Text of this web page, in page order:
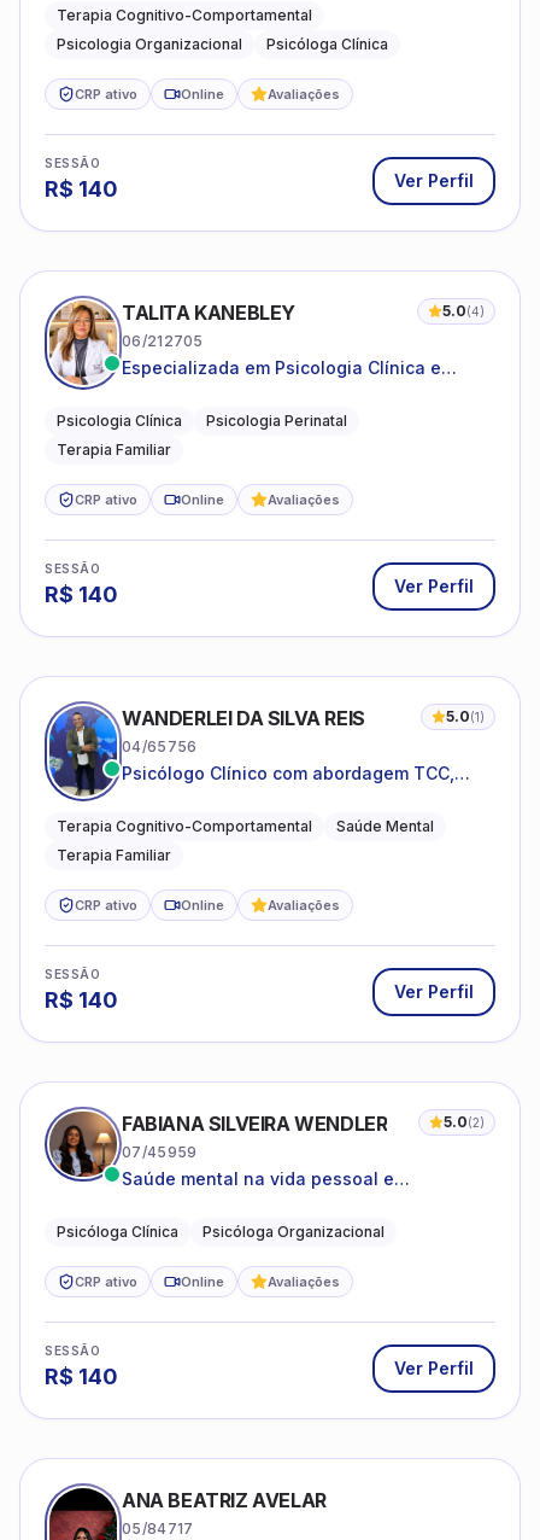
Terapia Cognitivo-Comportamental
Psicologia Organizacional
Psicóloga Clínica
CRP ativo Online Avaliações
SESSÃO
R$ 140 Ver Perfil
TALITA KANEBLEY 5.0(4)
06/212705
Especializada em Psicologia Clínica e
famílias
Psicologia Clínica
Psicologia Perinatal
Terapia Familiar
CRP ativo Online Avaliações
SESSÃO
R$ 140 Ver Perfil
WANDERLEI DA SILVA REIS 5.0(1)
04/65756
Psicólogo Clínico com abordagem TCC,
sistêmica
Terapia Cognitivo-Comportamental
Saúde Mental
Terapia Familiar
CRP ativo Online Avaliações
SESSÃO
R$ 140 Ver Perfil
FABIANA SILVEIRA WENDLER 5.0(2)
07/45959
Saúde mental na vida pessoal e
Psicóloga Clínica Psicóloga Organizacional
CRP ativo Online Avaliações
SESSÃO
R$ 140 Ver Perfil
ANA BEATRIZ AVELAR
05/84717